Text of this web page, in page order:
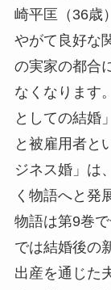
崎平匡（36歳
やがて良好な
の実家の都合
なくなります
としての結婚
と被雇用者と
ジネス婚」は
く物語へと発
物語は第9巻
では結婚後の
出産を通じた